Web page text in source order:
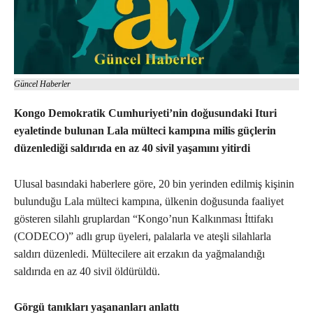
Güncel Haberler
Kongo Demokratik Cumhuriyeti’nin doğusundaki Ituri
eyaletinde bulunan Lala mülteci kampına milis güçlerin
düzenlediği saldırıda en az 40 sivil yaşamını yitirdi
Ulusal basındaki haberlere göre, 20 bin yerinden edilmiş kişinin
bulunduğu Lala mülteci kampına, ülkenin doğusunda faaliyet
gösteren silahlı gruplardan “Kongo’nun Kalkınması İttifakı
(CODECO)” adlı grup üyeleri, palalarla ve ateşli silahlarla
saldırı düzenledi. Mültecilere ait erzakın da yağmalandığı
saldırıda en az 40 sivil öldürüldü.
Görgü tanıkları yaşananları anlattı